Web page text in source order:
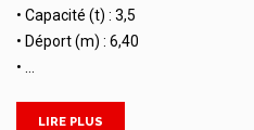
• Capacité (t) : 3,5
• Déport (m) : 6,40
• …
LIRE PLUS